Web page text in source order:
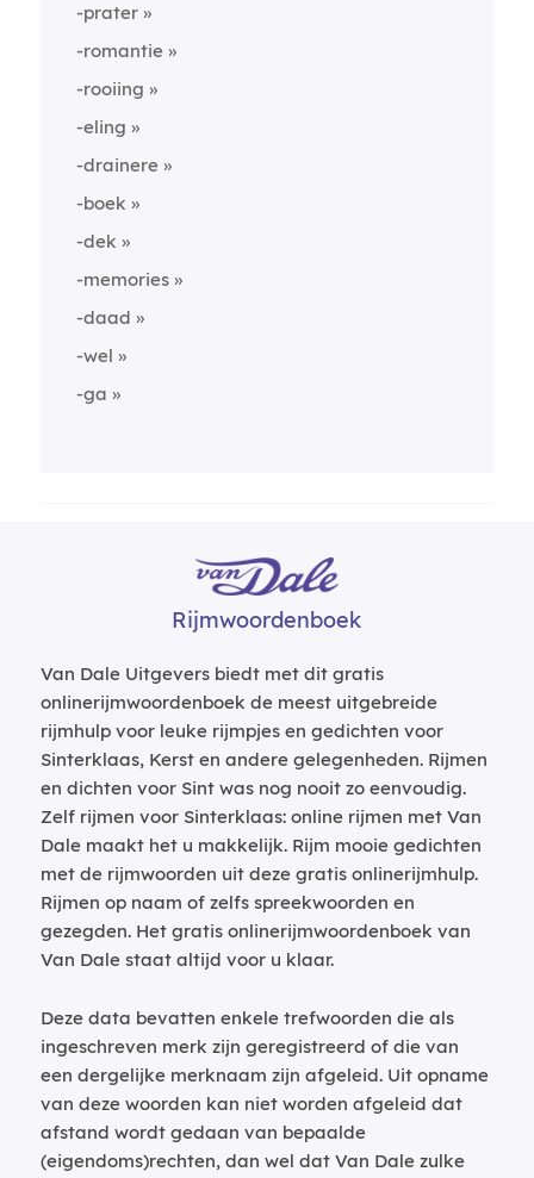
-prater
-romantie
-rooiing
-eling
-drainere
-boek
-dek
-memories
-daad
-wel
-ga
Rijmwoordenboek
Van Dale Uitgevers biedt met dit gratis
onlinerijmwoordenboek de meest uitgebreide
rijmhulp voor leuke rijmpjes en gedichten voor
Sinterklaas, Kerst en andere gelegenheden. Rijmen
en dichten voor Sint was nog nooit zo eenvoudig.
Zelf rijmen voor Sinterklaas: online rijmen met Van
Dale maakt het u makkelijk. Rijm mooie gedichten
met de rijmwoorden uit deze gratis onlinerijmhulp.
Rijmen op naam of zelfs spreekwoorden en
gezegden. Het gratis onlinerijmwoordenboek van
Van Dale staat altijd voor u klaar.
Deze data bevatten enkele trefwoorden die als
ingeschreven merk zijn geregistreerd of die van
een dergelijke merknaam zijn afgeleid. Uit opname
van deze woorden kan niet worden afgeleid dat
afstand wordt gedaan van bepaalde
(eigendoms)rechten, dan wel dat Van Dale zulke